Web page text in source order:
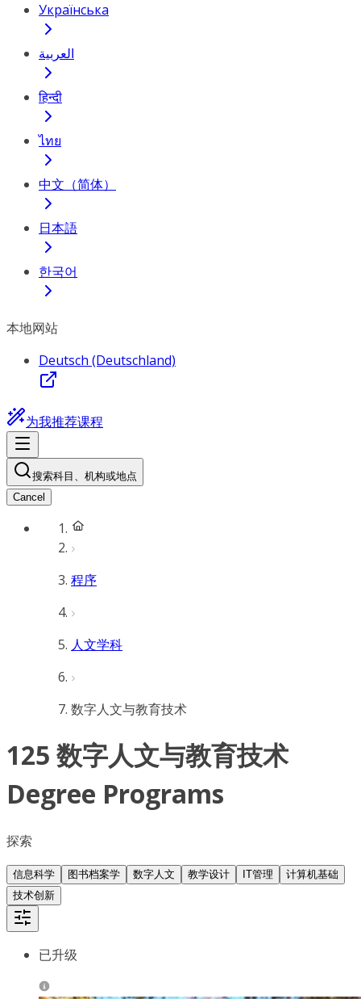
Українська
العربية
हिन्दी
ไทย
中文（简体）
日本語
한국어
本地网站
Deutsch (Deutschland)
为我推荐课程
搜索科目、机构或地点
Cancel
程序
人文学科
数字人文与教育技术
125 数字人文与教育技术
Degree Programs
探索
信息科学 图书档案学 数字人文 教学设计 IT管理
计算机基础
技术创新
已升级